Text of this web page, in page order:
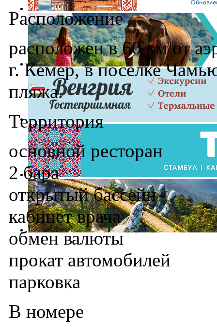
Расположение
расположен в 60 км от
г. Кемер, в поселке
пляжа.
Территория
основной ресторан
2 барa
открытый бассейн
кабинет врача
обмен валюты
прокат автомобилей
парковка
В номере